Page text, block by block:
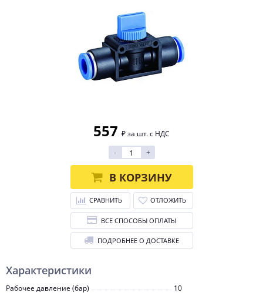
Характеристики
Рабочее давление (бар)
10
557 ₽ за шт. с НДС
-
+
В КОРЗИНУ
СРАВНИТЬ ОТЛОЖИТЬ
ВСЕ СПОСОБЫ ОПЛАТЫ
ПОДРОБНЕЕ О ДОСТАВКЕ